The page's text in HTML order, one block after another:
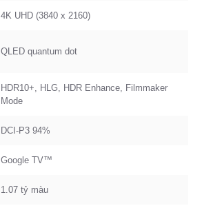
4K UHD (3840 x 2160)
QLED quantum dot
HDR10+, HLG, HDR Enhance, Filmmaker
Mode
DCI-P3 94%
Google TV™
1.07 tỷ màu